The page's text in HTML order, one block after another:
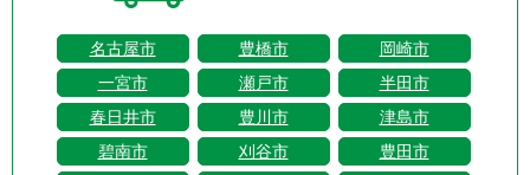
名古屋市 豊橋市
岡崎市
一宮市
瀬戸市
半田市
春日井市
豊川市
津島市
碧南市
刈谷市
豊田市